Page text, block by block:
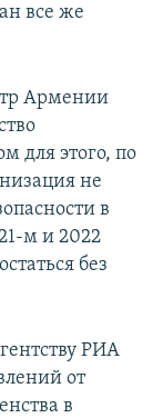
все же
Армении
для этого, по
не
в
м и 2022
без
РИА
от
в